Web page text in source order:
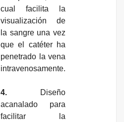
cual facilita la
visualización de
la sangre una vez
que el catéter ha
penetrado la vena
intravenosamente.
4. Diseño
acanalado para
facilitar la